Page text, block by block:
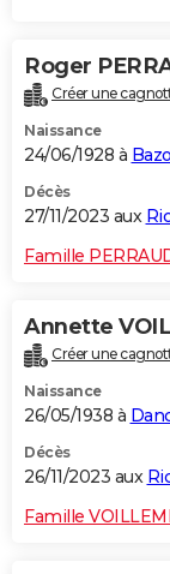
Roger
Créer une
Naissance
24/06/1928 à
Décès
27/11/2023 aux
Famille
Annette
Créer une
Naissance
26/05/1938 à
Décès
26/11/2023 aux
Famille